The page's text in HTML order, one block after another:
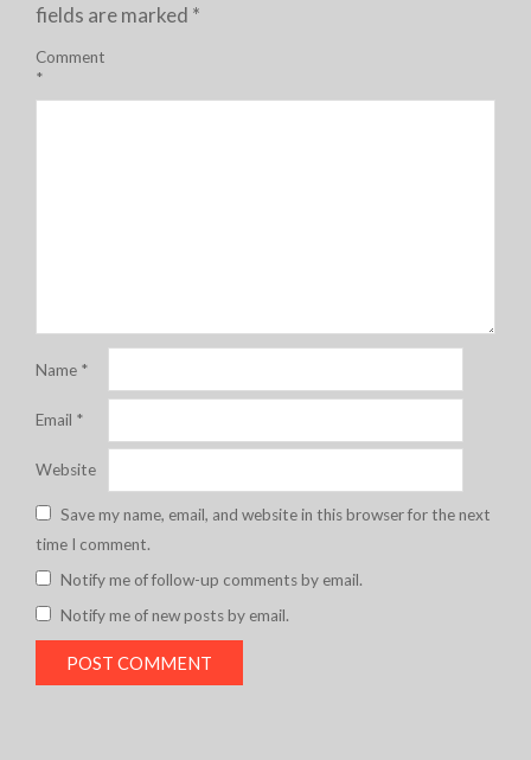
fields are marked *
Comment
*
Name *
Email *
Website
Save my name, email, and website in this browser for the next
time I comment.
Notify me of follow-up comments by email.
Notify me of new posts by email.